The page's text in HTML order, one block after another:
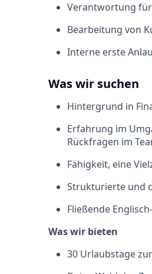
Verantwortung
Bearbeitung von
Interne erste
Was wir suchen
Hintergrund in
Erfahrung im
Rückfragen im
Fähigkeit, eine
Strukturierte und
Fließende
Was wir bieten
30 Urlaubstage